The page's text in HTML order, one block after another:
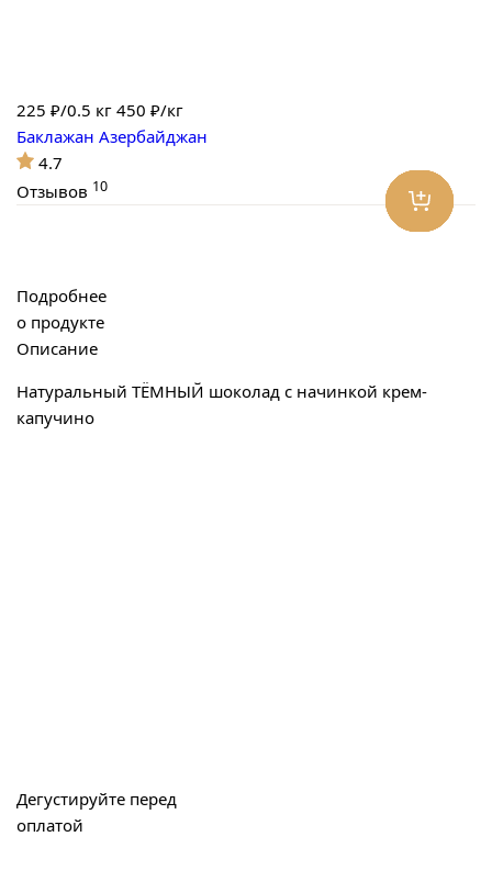
225 ₽/0.5 кг 450 ₽/кг
Баклажан Азербайджан
4.7
Отзывов 10
Подробнее
о продукте
Описание
Натуральный ТЁМНЫЙ шоколад с начинкой крем-
капучино
Дегустируйте перед
оплатой